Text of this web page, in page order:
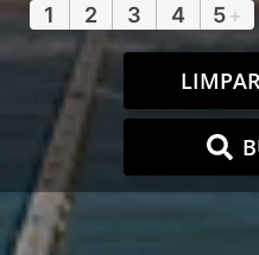
1 2 3 4 5+